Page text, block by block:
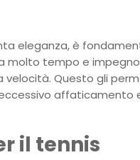
eleganza, è
molto tempo e
velocità. Questo gli
affaticamento
il tennis